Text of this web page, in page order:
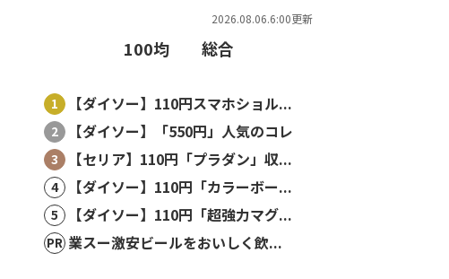
2026.08.06.6:00更新
100均 総合
【ダイソー】110円スマホショル...
【ダイソー】「550円」人気のコレ
【セリア】110円「プラダン」収...
【ダイソー】110円「カラーボー...
【ダイソー】110円「超強力マグ...
業スー激安ビールをおいしく飲...